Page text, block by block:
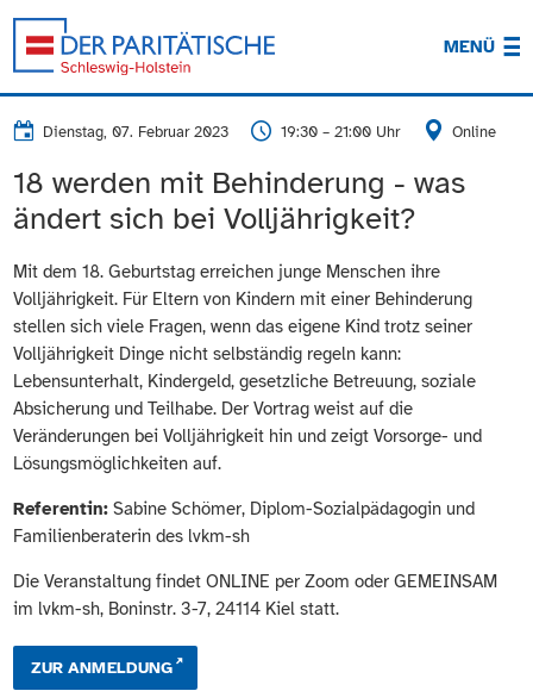
MENÜ
Dienstag, 07. Februar 2023 19:30 – 21:00 Uhr Online
18 werden mit Behinderung - was
ändert sich bei Volljährigkeit?
Mit dem 18. Geburtstag erreichen junge Menschen ihre
Volljährigkeit. Für Eltern von Kindern mit einer Behinderung
stellen sich viele Fragen, wenn das eigene Kind trotz seiner
Volljährigkeit Dinge nicht selbständig regeln kann:
Lebensunterhalt, Kindergeld, gesetzliche Betreuung, soziale
Absicherung und Teilhabe. Der Vortrag weist auf die
Veränderungen bei Volljährigkeit hin und zeigt Vorsorge- und
Lösungsmöglichkeiten auf.
Referentin: Sabine Schömer, Diplom-Sozialpädagogin und
Familienberaterin des lvkm-sh
Die Veranstaltung findet ONLINE per Zoom oder GEMEINSAM
im lvkm-sh, Boninstr. 3-7, 24114 Kiel statt.
ZUR ANMELDUNG